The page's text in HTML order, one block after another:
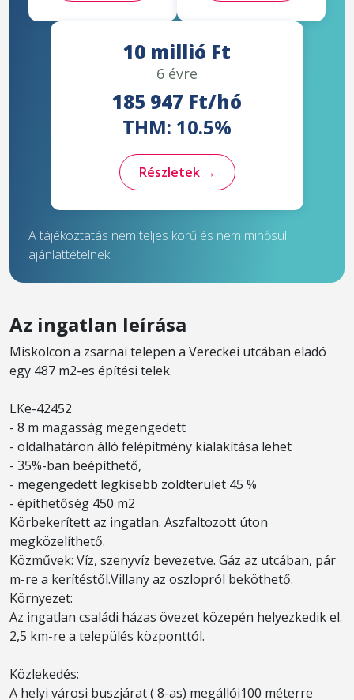
10 millió Ft
6 évre
185 947 Ft/hó
THM: 10.5%
Részletek →
A tájékoztatás nem teljes körű és nem minősül
ajánlattételnek.
Az ingatlan leírása
Miskolcon a zsarnai telepen a Vereckei utcában eladó
egy 487 m2-es építési telek.
LKe-42452
- 8 m magasság megengedett
- oldalhatáron álló felépítmény kialakítása lehet
- 35%-ban beépíthető,
- megengedett legkisebb zöldterület 45 %
- építhetőség 450 m2
Körbekerített az ingatlan. Aszfaltozott úton
megközelíthető.
Közművek: Víz, szenyvíz bevezetve. Gáz az utcában, pár
m-re a kerítéstől.Villany az oszlopról beköthető.
Környezet:
Az ingatlan családi házas övezet közepén helyezkedik el.
2,5 km-re a település központtól.
Közlekedés:
A helyi városi buszjárat ( 8-as) megállói100 méterre